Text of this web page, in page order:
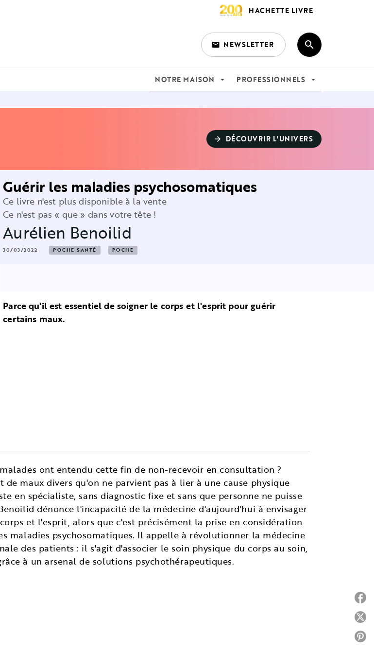
HACHETTE LIVRE
email NEWSLETTER search
NOTRE MAISON arrow_drop_down PROFESSIONNELS arrow_drop_down
arrow_forward DÉCOUVRIR L'UNIVERS
Guérir les maladies psychosomatiques
Ce livre n'est plus disponible à la vente
Ce n'est pas « que » dans votre tête !
Aurélien Benoilid
30/03/2022 POCHE SANTÉ POCHE
Parce qu'il est essentiel de soigner le corps et l'esprit pour guérir
certains maux.
ont entendu cette fin de non-recevoir en consultation ?
maux divers qu'on ne parvient pas à lier à une cause physique
en spécialiste, sans diagnostic fixe et sans que personne ne puisse
dénonce l'incapacité de la médecine d'aujourd'hui à envisager
et l'esprit, alors que c'est précisément la prise en considération
maladies psychosomatiques. Il appelle à révolutionner la médecine
des patients : il s'agit d'associer le soin physique du corps au soin,
à un arsenal de solutions psychothérapeutiques.